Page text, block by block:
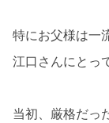
特にお父様は一
江口さんにとっ
当初、厳格だっ